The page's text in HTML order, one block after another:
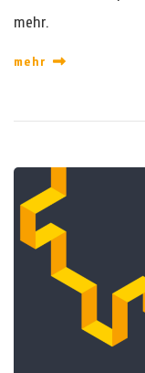
mehr.
mehr